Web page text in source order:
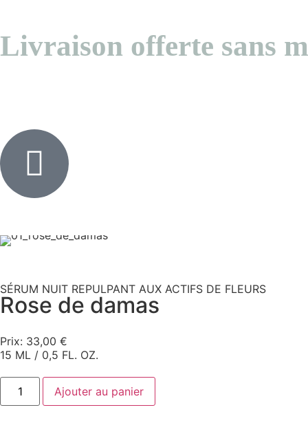
Livraison offerte sans
SÉRUM NUIT REPULPANT AUX ACTIFS DE FLEURS
Rose de damas
Prix: 33,00 €
15 ML / 0,5 FL. OZ.
Ajouter au panier